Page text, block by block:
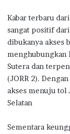
Kabar terbaru
sangat positif
dibukanya akses
menghubungkan
Sutera dan
(JORR 2).
akses menuju tol
Selatan
Sementara